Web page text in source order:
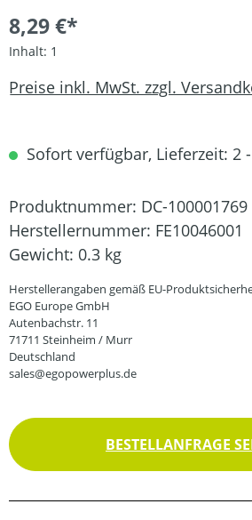
8,29 €*
Inhalt: 1
Preise inkl. MwSt. zzgl.
Sofort verfügbar, Lieferzeit: 2
Produktnummer: DC-100001769
Herstellernummer: FE10046001
Gewicht: 0.3 kg
Herstellerangaben gemäß EU-
EGO Europe GmbH
Autenbachstr. 11
71711 Steinheim / Murr
Deutschland
sales@egopowerplus.de
BESTELLANFRAGE